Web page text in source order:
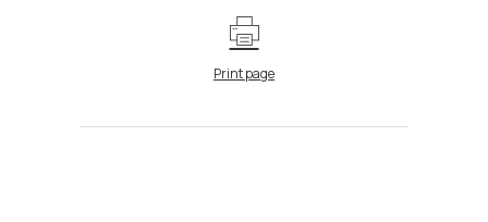
Print page